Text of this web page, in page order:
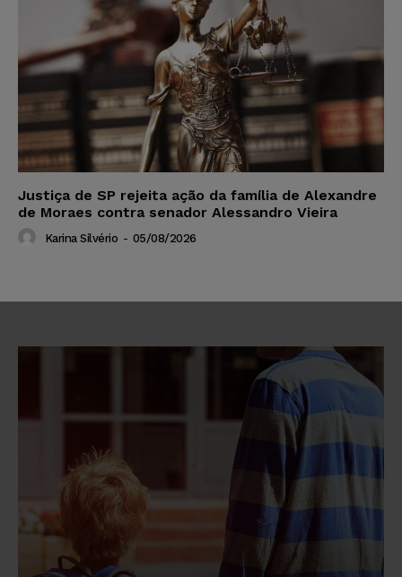
Justiça de SP rejeita ação da família de Alexandre
de Moraes contra senador Alessandro Vieira
Karina Silvério - 05/08/2026